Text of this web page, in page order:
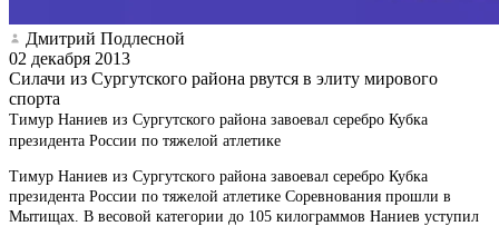
Дмитрий Подлесной
02 декабря 2013
Силачи из Сургутского района рвутся в элиту мирового
спорта
Тимур Наниев из Сургутского района завоевал серебро Кубка
президента России по тяжелой атлетике
Тимур Наниев из Сургутского района завоевал серебро Кубка
президента России по тяжелой атлетике Соревнования прошли в
Мытищах. В весовой категории до 105 килограммов Наниев уступил